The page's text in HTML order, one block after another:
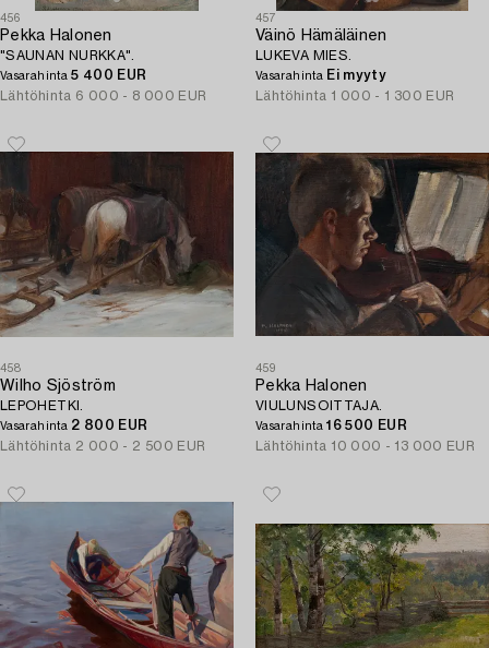
456
Pekka Halonen
"SAUNAN NURKKA".
Vasarahinta5 400 EUR
Lähtöhinta 6 000 - 8 000 EUR
457
Väinö Hämäläinen
LUKEVA MIES.
Vasarahinta Ei myyty
Lähtöhinta 1 000 - 1 300 EUR
458
Wilho Sjöström
LEPOHETKI.
Vasarahinta 2 800 EUR
Lähtöhinta 2 000 - 2 500 EUR
459
Pekka Halonen
VIULUNSOITTAJA.
Vasarahinta16 500 EUR
Lähtöhinta 10 000 - 13 000 EUR